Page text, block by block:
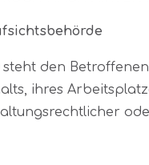
steht den
ihres